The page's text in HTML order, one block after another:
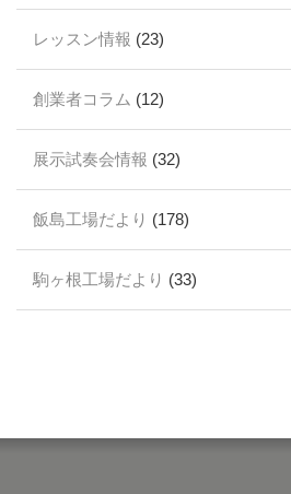
レッスン情報 (23)
創業者コラム (12)
展示試奏会情報 (32)
飯島工場だより (178)
駒ヶ根工場だより (33)